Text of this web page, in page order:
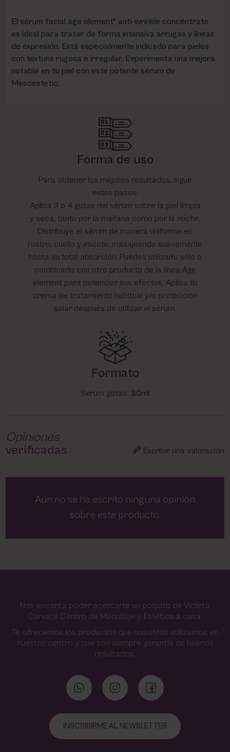
El sérum facial age element® anti-wrinkle concéntrate
es ideal para tratar de forma intensiva arrugas y líneas
de expresión. Está especialmente indicado para pieles
con textura rugosa e irregular. Experimenta una mejora
notable en tu piel con este potente sérum de
Mesoestetic.
Forma de uso
Para obtener los mejores resultados, sigue
estos pasos:
Aplica 3 o 4 gotas del sérum sobre la piel limpia
y seca, tanto por la mañana como por la noche.
Distribuye el sérum de manera uniforme en
rostro, cuello y escote, masajeando suavemente
hasta su total absorción. Puedes utilizarlo solo o
combinarlo con otro producto de la línea Age
element para potenciar sus efectos. Aplica tu
crema de tratamiento habitual y/o protección
solar después de utilizar el sérum.
Formato
Serum gotas: 30ml
Opiniones
verificadas
Escribir una valoración
Aún no se ha escrito ninguna opinión
sobre este producto.
Nos encanta poder acercarte un poquito de Violeta
Carvajal Centro de Maquillaje y Estética a casa.
Te ofrecemos los productos que nosotros utilizamos en
nuestro centro y que son siempre garantía de buenos
resultados.
INSCRIBIRME AL NEWSLETTER